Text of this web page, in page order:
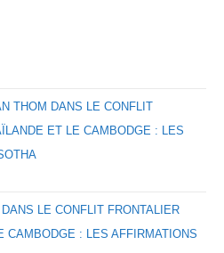
THOM DANS LE CONFLIT
ET LE CAMBODGE : LES
LE CONFLIT FRONTALIER
CAMBODGE : LES AFFIRMATIONS